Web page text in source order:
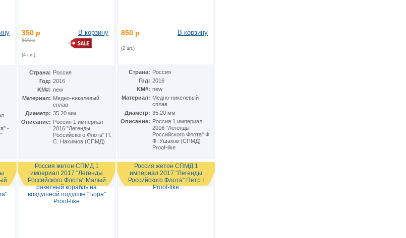
-
350 р
500 р
(4 шт.)
В корзину
Страна: Россия
Год: 2016
KM#: new
Материал: Медно-никелевый
сплав
Диаметр: 35.20 мм
Описание: Россия 1 империал
2016 "Легенды
Российского Флота" П.
С. Нахимов (СПМД)
850 р
(2 шт.)
В корзину
Страна: Россия
Год: 2016
KM#: new
Материал: Медно-никелевый
сплав
Диаметр: 35.20 мм
Описание: Россия 1 империал
2016 "Легенды
Российского Флота" Ф.
Ф. Ушаков (СПМД)
Proof-like
Россия жетон СПМД 1
империал 2017 "Легенды
Российского Флота" Малый
ракетный корабль на
воздушной подушке "Бора"
Proof-like
Россия жетон СПМД 1
империал 2017 "Легенды
Российского Флота" Петр I
Proof-like